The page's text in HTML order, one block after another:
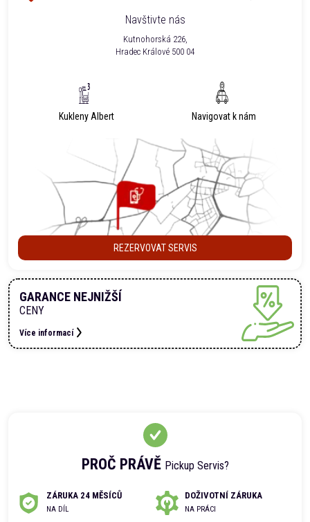
PROČ PRÁVĚ Pickup Servis?
ZÁRUKA 24 MĚSÍCŮ
NA DÍL
DOŽIVOTNÍ ZÁRUKA
NA PRÁCI
Navštivte nás
Kutnohorská 226,
Hradec Králové 500 04
Kukleny Albert Navigovat k nám
REZERVOVAT SERVIS
GARANCE NEJNIŽŠÍ
CENY
Více informací